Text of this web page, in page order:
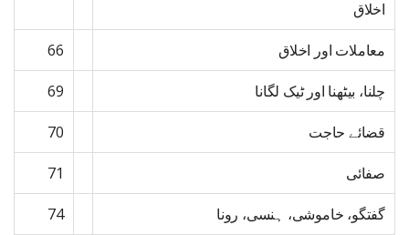
اخلاق
معاملات اور اخلاق 66
چلنا، بیٹھنا اور ٹیک لگانا 69
قضائے حاجت 70
صفائی 71
گفتگو، خاموشی، ہنسی، رونا 74